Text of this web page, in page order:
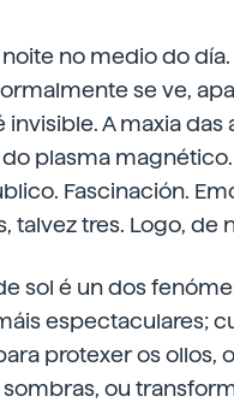
no medio do día.
se ve,
A maxia das
do plasma magnético.
Fascinación.
talvez tres. Logo, de
sol é un dos
espectaculares;
protexer os ollos,
ou